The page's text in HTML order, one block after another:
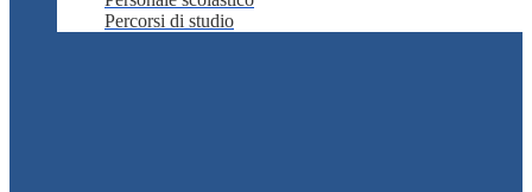
Percorsi di studio